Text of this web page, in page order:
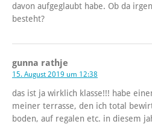
davon aufgeglaubt habe. Ob da
besteht?
gunna rathje
15. August 2019 um 12:38
das ist ja wirklich klasse!!! habe
meiner terrasse, den ich total
boden, auf regalen etc. in diesem